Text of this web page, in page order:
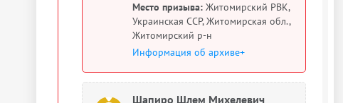
Место призыва: Житомирский РВК,
Украинская ССР, Житомирская обл.,
Житомирский р-н
Информация об архиве+
Шапиро Шлем Михелевич